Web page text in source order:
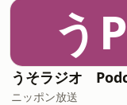
うP
ニッポン放送